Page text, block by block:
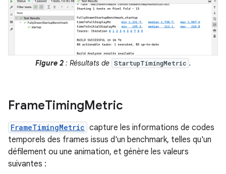
Figure 2: Résultats de StartupTimingMetric .
FrameTimingMetric
FrameTimingMetric capture les informations de codes
temporels des frames issus d'un benchmark, telles qu'un
défilement ou une animation, et génère les valeurs
suivantes :